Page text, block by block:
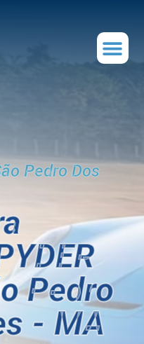
Pedro Dos
Pedro
- MA